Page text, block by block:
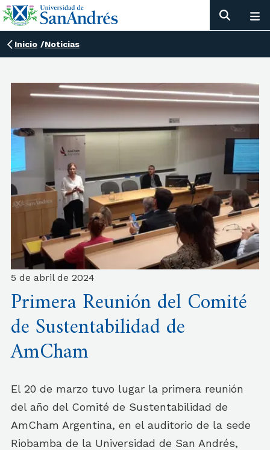
Inicio /Noticias
5 de abril de 2024
Primera Reunión del Comité
de Sustentabilidad de
AmCham
El 20 de marzo tuvo lugar la primera reunión
del año del Comité de Sustentabilidad de
AmCham Argentina, en el auditorio de la sede
Riobamba de la Universidad de San Andrés,